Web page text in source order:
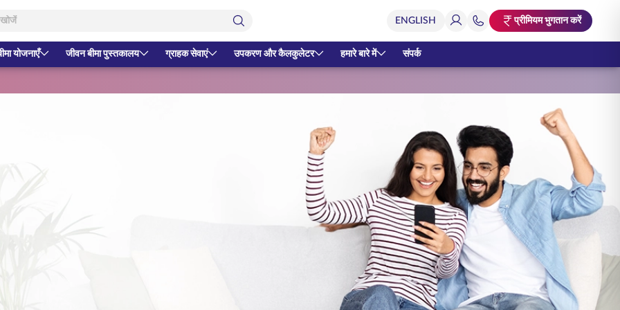
प्रीमियम भुगतान करें
योजनाएँ जीवन बीमा पुस्तकालय ग्राहक सेवाएं उपकरण और कैलकुलेटर हमारे बारे में संपर्क